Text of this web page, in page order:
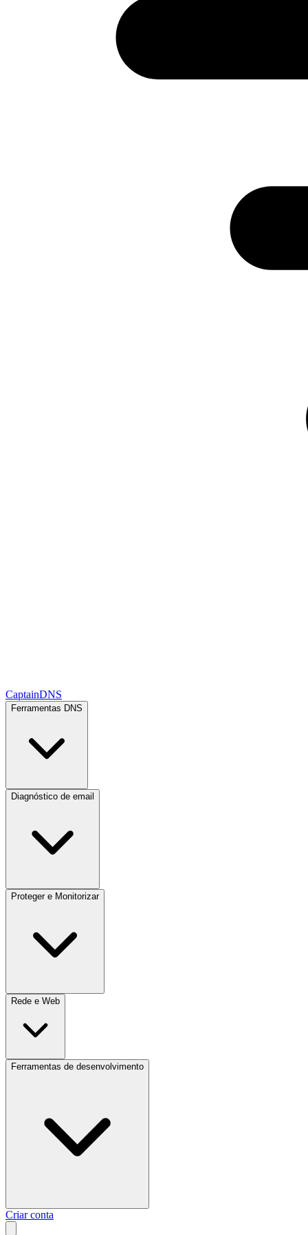
CaptainDNS
Ferramentas DNS
Diagnóstico de email
Proteger e Monitorizar
Rede e Web
Ferramentas de desenvolvimento
Criar conta